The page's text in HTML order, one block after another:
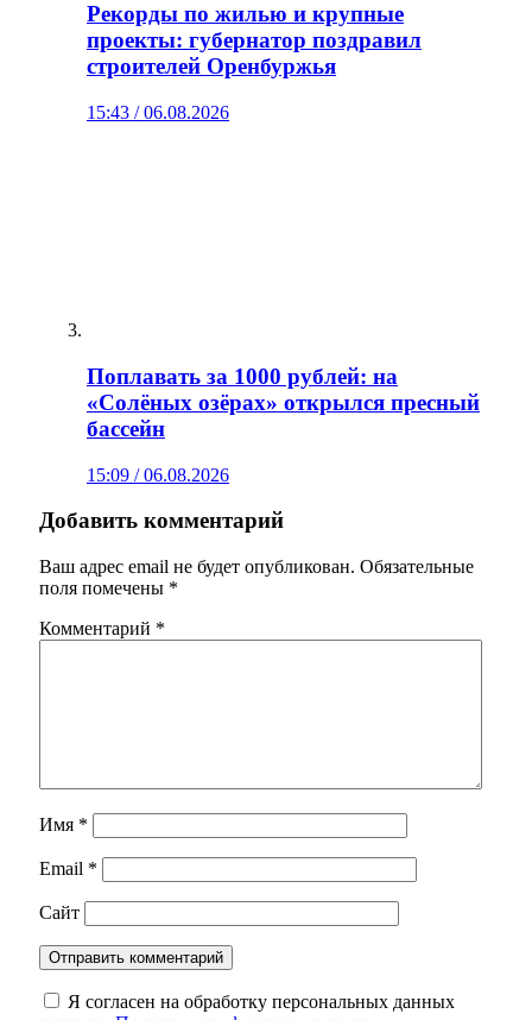
Рекорды по жилью и крупные
проекты: губернатор поздравил
строителей Оренбуржья
15:43 / 06.08.2026
Поплавать за 1000 рублей: на
«Солёных озёрах» открылся пресный
бассейн
15:09 / 06.08.2026
Добавить комментарий
Ваш адрес email не будет опубликован. Обязательные
поля помечены *
Комментарий *
Имя *
Email *
Сайт
Я согласен на обработку персональных данных